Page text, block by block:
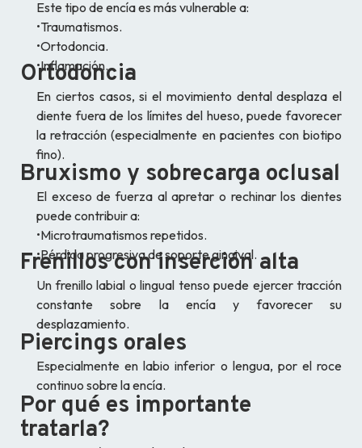
Este tipo de encía es más vulnerable a:
•Traumatismos.
•Ortodoncia.
•Inflamación.
Ortodoncia
En ciertos casos, si el movimiento dental desplaza el
diente fuera de los límites del hueso, puede favorecer
la retracción (especialmente en pacientes con biotipo
fino).
Bruxismo y sobrecarga oclusal
El exceso de fuerza al apretar o rechinar los dientes
puede contribuir a:
•Microtraumatismos repetidos.
•Pérdida progresiva de soporte gingival.
Frenillos con inserción alta
Un frenillo labial o lingual tenso puede ejercer tracción
constante sobre la encía y favorecer su
desplazamiento.
Piercings orales
Especialmente en labio inferior o lengua, por el roce
continuo sobre la encía.
Por qué es importante
tratarla?